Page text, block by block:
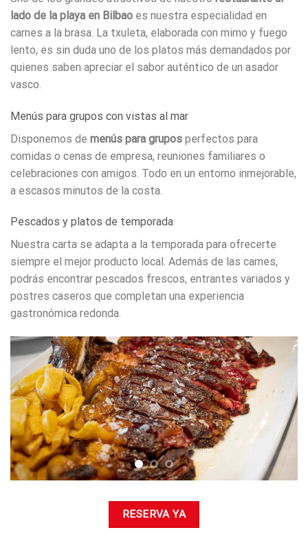
lado de la playa en Bilbao es nuestra especialidad en
carnes a la brasa. La txuleta, elaborada con mimo y fuego
lento, es sin duda uno de los platos más demandados por
quienes saben apreciar el sabor auténtico de un asador
vasco.
Menús para grupos con vistas al mar
Disponemos de menús para grupos perfectos para
comidas o cenas de empresa, reuniones familiares o
celebraciones con amigos. Todo en un entorno inmejorable,
a escasos minutos de la costa.
Pescados y platos de temporada
Nuestra carta se adapta a la temporada para ofrecerte
siempre el mejor producto local. Además de las carnes,
podrás encontrar pescados frescos, entrantes variados y
postres caseros que completan una experiencia
gastronómica redonda.
RESERVA YA